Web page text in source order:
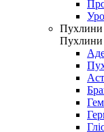
Пухлини
Пухлини